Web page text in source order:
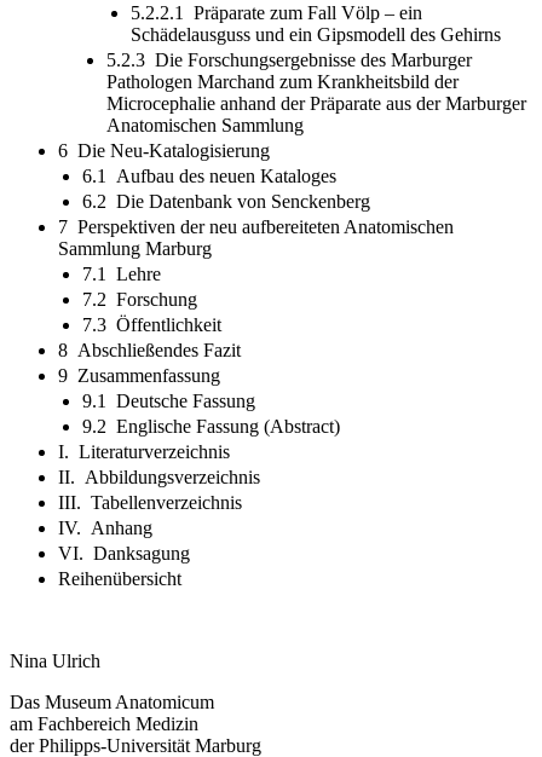
5.2.2.1 Präparate zum Fall Völp – ein
Schädelausguss und ein Gipsmodell des Gehirns
5.2.3 Die Forschungsergebnisse des Marburger
Pathologen Marchand zum Krankheitsbild der
Microcephalie anhand der Präparate aus der Marburger
Anatomischen Sammlung
6 Die Neu-Katalogisierung
6.1 Aufbau des neuen Kataloges
6.2 Die Datenbank von Senckenberg
7 Perspektiven der neu aufbereiteten Anatomischen
Sammlung Marburg
7.1 Lehre
7.2 Forschung
7.3 Öffentlichkeit
8 Abschließendes Fazit
9 Zusammenfassung
9.1 Deutsche Fassung
9.2 Englische Fassung (Abstract)
I. Literaturverzeichnis
II. Abbildungsverzeichnis
III. Tabellenverzeichnis
IV. Anhang
VI. Danksagung
Reihenübersicht
Nina Ulrich
Das Museum Anatomicum
am Fachbereich Medizin
der Philipps-Universität Marburg